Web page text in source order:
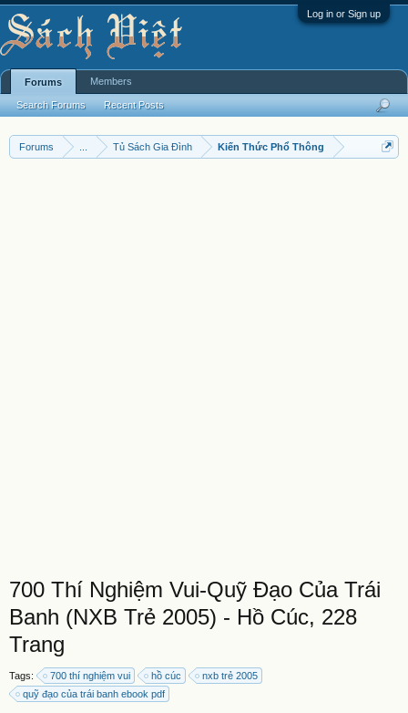
Log in or Sign up
Forums Tủ Sách Gia Đình Kiến Thức Phổ Thông
700 Thí Nghiệm Vui-Quỹ Đạo Của Trái
Banh (NXB Trẻ 2005) - Hồ Cúc, 228
Trang
Tags: 700 thí nghiệm vui hồ cúc
nxb trẻ 2005
quỹ đạo của trái banh ebook pdf
Forums
Search Forums Recent Posts
Members